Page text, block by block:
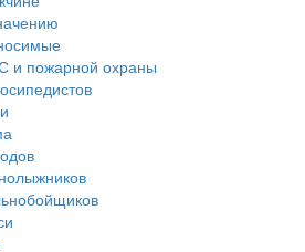
и пожарной охраны